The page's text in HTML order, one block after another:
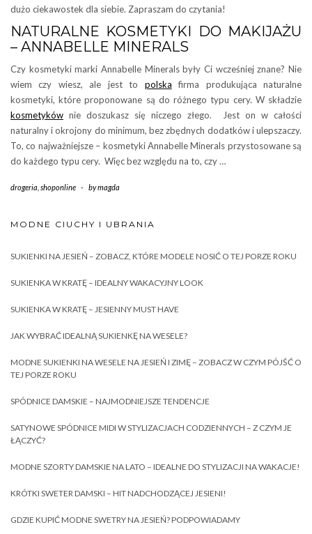
dużo ciekawostek dla siebie. Zapraszam do czytania!
NATURALNE KOSMETYKI DO MAKIJAŻU
– ANNABELLE MINERALS
Czy kosmetyki marki Annabelle Minerals były Ci wcześniej znane? Nie
wiem czy wiesz, ale jest to polska firma produkująca naturalne
kosmetyki, które proponowane są do różnego typu cery. W składzie
kosmetyków nie doszukasz się niczego złego. Jest on w całości
naturalny i okrojony do minimum, bez zbędnych dodatków i ulepszaczy.
To, co najważniejsze – kosmetyki Annabelle Minerals przystosowane są
do każdego typu cery. Więc bez względu na to, czy …
drogeria shoponline - bymagda
MODNE CIUCHY I UBRANIA
SUKIENKI NA JESIEŃ – ZOBACZ, KTÓRE MODELE NOSIĆ O TEJ PORZE ROKU
SUKIENKA W KRATĘ – IDEALNY WAKACYJNY LOOK
SUKIENKA W KRATĘ – JESIENNY MUST HAVE
JAK WYBRAĆ IDEALNĄ SUKIENKĘ NA WESELE?
MODNE SUKIENKI NA WESELE NA JESIEŃ I ZIMĘ – ZOBACZ W CZYM PÓJŚĆ O
TEJ PORZE ROKU
SPÓDNICE DAMSKIE – NAJMODNIEJSZE TENDENCJE
SATYNOWE SPÓDNICE MIDI W STYLIZACJACH CODZIENNYCH – Z CZYM JE
ŁĄCZYĆ?
MODNE SZORTY DAMSKIE NA LATO – IDEALNE DO STYLIZACJI NA WAKACJE!
KRÓTKI SWETER DAMSKI – HIT NADCHODZĄCEJ JESIENI!
GDZIE KUPIĆ MODNE SWETRY NA JESIEŃ? PODPOWIADAMY